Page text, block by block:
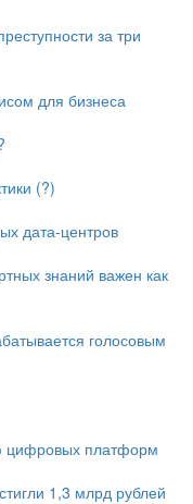
за три
для бизнеса
(?)
дата-центров
знаний важен как
голосовым
цифровых платформ
1,3 млрд рублей